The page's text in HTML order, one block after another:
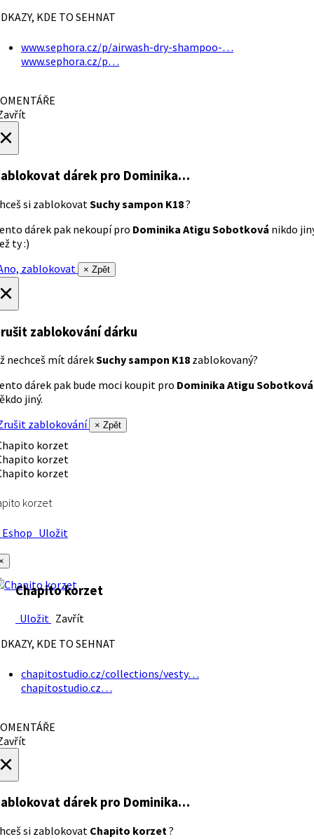
KDE TO SEHNAT
www.sephora.cz/p/airwash-dry-shampoo-…
www.sephora.cz/p…
dárek pro Dominika…
si zablokovatSuchy sampon K18?
dárek pak nekoupí pro Dominika Atigu Sobotková nikdo
ty :)
zablokovat
× Zpět
zablokování dárku
nechceš mít dárekSuchy sampon K18 zablokovaný?
dárek pak bude moci koupit pro Dominika Atigu Sobotková
jiný.
zablokování
× Zpět
korzet
Uložit
Chapito korzet
Uložit Zavřít
KDE TO SEHNAT
chapitostudio.cz/collections/vesty…
chapitostudio.cz…
dárek pro Dominika…
si zablokovat Chapito korzet?